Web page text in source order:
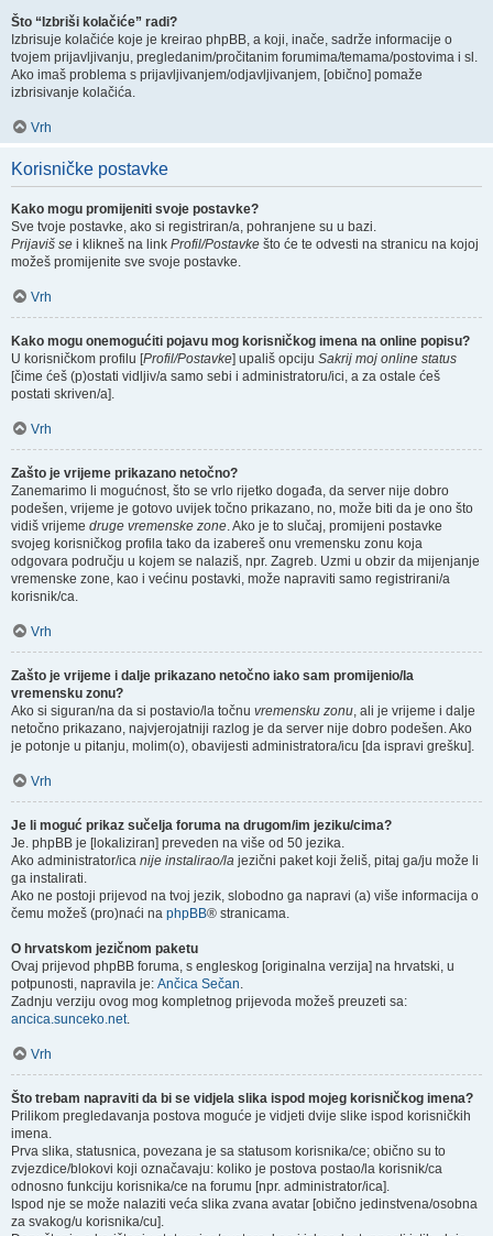
Što “Izbriši kolačiće” radi?
Izbrisuje kolačiće koje je kreirao phpBB, a koji, inače, sadrže informacije o
tvojem prijavljivanju, pregledanim/pročitanim forumima/temama/postovima i sl.
Ako imaš problema s prijavljivanjem/odjavljivanjem, [obično] pomaže
izbrisivanje kolačića.
Vrh
Korisničke postavke
Kako mogu promijeniti svoje postavke?
Sve tvoje postavke, ako si registriran/a, pohranjene su u bazi.
Prijaviš se i klikneš na link Profil/Postavke što će te odvesti na stranicu na kojoj
možeš promijenite sve svoje postavke.
Vrh
Kako mogu onemogućiti pojavu mog korisničkog imena na online popisu?
U korisničkom profilu [Profil/Postavke] upališ opciju Sakrij moj online status
[čime ćeš (p)ostati vidljiv/a samo sebi i administratoru/ici, a za ostale ćeš
postati skriven/a].
Vrh
Zašto je vrijeme prikazano netočno?
Zanemarimo li mogućnost, što se vrlo rijetko događa, da server nije dobro
podešen, vrijeme je gotovo uvijek točno prikazano, no, može biti da je ono što
vidiš vrijeme druge vremenske zone. Ako je to slučaj, promijeni postavke
svojeg korisničkog profila tako da izabereš onu vremensku zonu koja
odgovara području u kojem se nalaziš, npr. Zagreb. Uzmi u obzir da mijenjanje
vremenske zone, kao i većinu postavki, može napraviti samo registrirani/a
korisnik/ca.
Vrh
Zašto je vrijeme i dalje prikazano netočno iako sam promijenio/la
vremensku zonu?
Ako si siguran/na da si postavio/la točnu vremensku zonu, ali je vrijeme i dalje
netočno prikazano, najvjerojatniji razlog je da server nije dobro podešen. Ako
je potonje u pitanju, molim(o), obavijesti administratora/icu [da ispravi grešku].
Vrh
Je li moguć prikaz sučelja foruma na drugom/im jeziku/cima?
Je. phpBB je [lokaliziran] preveden na više od 50 jezika.
Ako administrator/ica nije instalirao/la jezični paket koji želiš, pitaj ga/ju može li
ga instalirati.
Ako ne postoji prijevod na tvoj jezik, slobodno ga napravi (a) više informacija o
čemu možeš (pro)naći na phpBB® stranicama.
O hrvatskom jezičnom paketu
Ovaj prijevod phpBB foruma, s engleskog [originalna verzija] na hrvatski, u
potpunosti, napravila je: Ančica Sečan.
Zadnju verziju ovog mog kompletnog prijevoda možeš preuzeti sa:
ancica.sunceko.net.
Vrh
Što trebam napraviti da bi se vidjela slika ispod mojeg korisničkog imena?
Prilikom pregledavanja postova moguće je vidjeti dvije slike ispod korisničkih
imena.
Prva slika, statusnica, povezana je sa statusom korisnika/ce; obično su to
zvjezdice/blokovi koji označavaju: koliko je postova postao/la korisnik/ca
odnosno funkciju korisnika/ce na forumu [npr. administrator/ica].
Ispod nje se može nalaziti veća slika zvana avatar [obično jedinstvena/osobna
za svakog/u korisnika/cu].